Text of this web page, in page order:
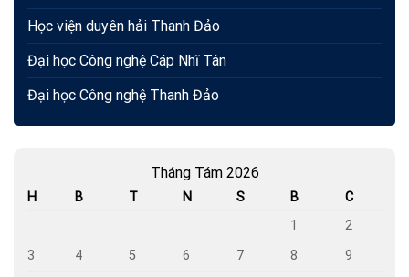
Học viện duyên hải Thanh Đảo
Đại học Công nghệ Cáp Nhĩ Tân
Đại học Công nghệ Thanh Đảo
Tháng Tám 2026
H B T N S B
C
1
2
3
4 5 6 7 8
9